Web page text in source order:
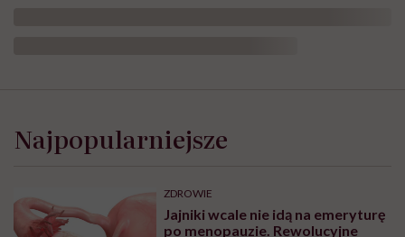
Najpopularniejsze
ZDROWIE
Jajniki wcale nie idą na emeryturę
po menopauzie. Rewolucyjne